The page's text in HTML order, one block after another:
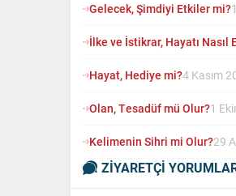
Gelecek, Şimdiyi Etkiler mi?
İlke ve İstikrar, Hayatı Nasıl
Hayat, Hediye mi?4 Kasım
Olan, Tesadüf mü Olur?1
Kelimenin Sihri mi Olur?29
ZİYARETÇİ